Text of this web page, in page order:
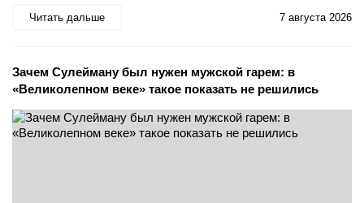
Читать дальше 7 августа 2026
Зачем Сулейману был нужен мужской гарем: в
«Великолепном веке» такое показать не решились